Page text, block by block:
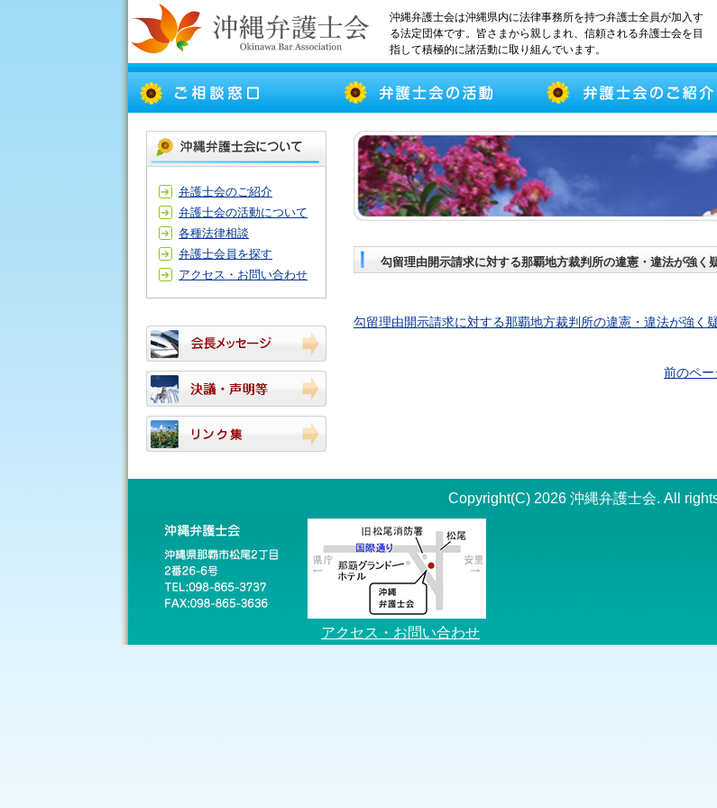
沖縄弁護士会は沖縄県内に法律事務所を持つ弁護士全員が加入す
る法定団体です。皆さまから親しまれ、信頼される弁護士会を目
指して積極的に諸活動に取り組んでいます。
弁護士会のご紹介
弁護士会の活動について
各種法律相談
弁護士会員を探す
アクセス・お問い合わせ
勾留理由開示請求に対する那覇地方裁判所の違憲・違法が強
勾留理由開示請求に対する那覇地方裁判所の違憲・違法が強く
前のペ
Copyright(C) 2026 沖縄弁護士会. All
アクセス・お問い合わせ